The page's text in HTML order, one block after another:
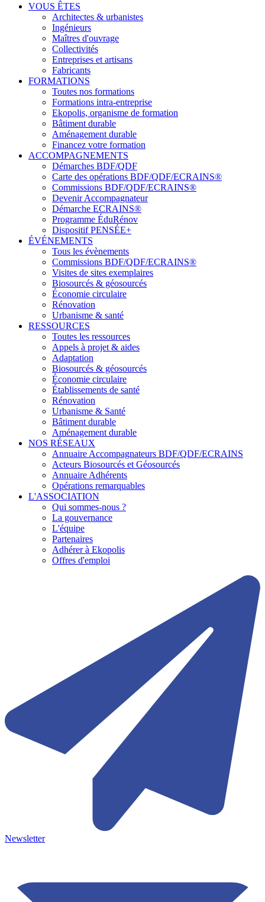
VOUS ÊTES
Architectes & urbanistes
Ingénieurs
Maîtres d'ouvrage
Collectivités
Entreprises et artisans
Fabricants
FORMATIONS
Toutes nos formations
Formations intra-entreprise
Ekopolis, organisme de formation
Bâtiment durable
Aménagement durable
Financez votre formation
ACCOMPAGNEMENTS
Démarches BDF/QDF
Carte des opérations BDF/QDF/ECRAINS®
Commissions BDF/QDF/ECRAINS®
Devenir Accompagnateur
Démarche ECRAINS®
Programme ÉduRénov
Dispositif PENSÉE+
ÉVÉNEMENTS
Tous les évènements
Commissions BDF/QDF/ECRAINS®
Visites de sites exemplaires
Biosourcés & géosourcés
Économie circulaire
Rénovation
Urbanisme & santé
RESSOURCES
Toutes les ressources
Appels à projet & aides
Adaptation
Biosourcés & géosourcés
Économie circulaire
Établissements de santé
Rénovation
Urbanisme & Santé
Bâtiment durable
Aménagement durable
NOS RÉSEAUX
Annuaire Accompagnateurs BDF/QDF/ECRAINS
Acteurs Biosourcés et Géosourcés
Annuaire Adhérents
Opérations remarquables
L'ASSOCIATION
Qui sommes-nous ?
La gouvernance
L'équipe
Partenaires
Adhérer à Ekopolis
Offres d'emploi
Newsletter